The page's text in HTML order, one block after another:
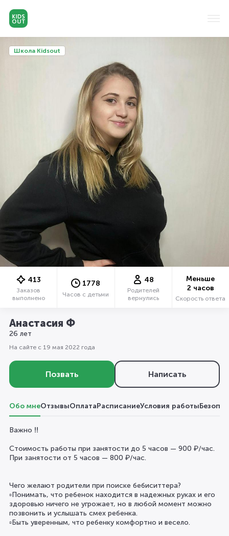
Школа Kidsout
413
Заказов
выполнено
1778
Часов с детьми
48
Родителей
вернулись
Меньше
2 часов
Скорость ответа
Анастасия Ф
26 лет
На сайте с 19 мая 2022 года
Позвать Написать
Обо мнеОтзывыОплатаРасписаниеУсловия работы
Важно ‼️
Стоимость работы при занятости до 5 часов — 900 ₽/час.
При занятости от 5 часов — 800 ₽/час.
Чего желают родители при поиске бебиситтера?
▫️Понимать, что ребенок находится в надежных руках и его
здоровью ничего не угрожает, но в любой момент можно
позвонить и услышать смех ребенка.
▫️Быть уверенным, что ребенку комфортно и весело.